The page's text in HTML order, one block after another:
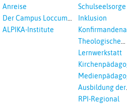
Anreise
Der Campus Loccum
und Loccumer
ALPIKA-Institute
Schulseelsorge
Inklusion
Theologische
Fortbildungen,
Interreligöses
Lernwerkstatt
Ausbildung der
Vikar*innen
RPI-Regional